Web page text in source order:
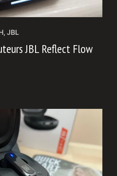
, JBL
JBL Reflect Flow